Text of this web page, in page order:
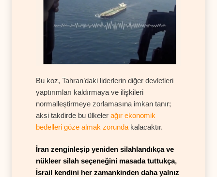
Bu koz, Tahran’daki liderlerin diğer devletleri
yaptırımları kaldırmaya ve ilişkileri
normalleştirmeye zorlamasına imkan tanır;
aksi takdirde bu ülkeler ağır ekonomik
bedelleri göze almak zorunda kalacaktır.
İran zenginleşip yeniden silahlandıkça ve
nükleer silah seçeneğini masada tuttukça,
İsrail kendini her zamankinden daha yalnız